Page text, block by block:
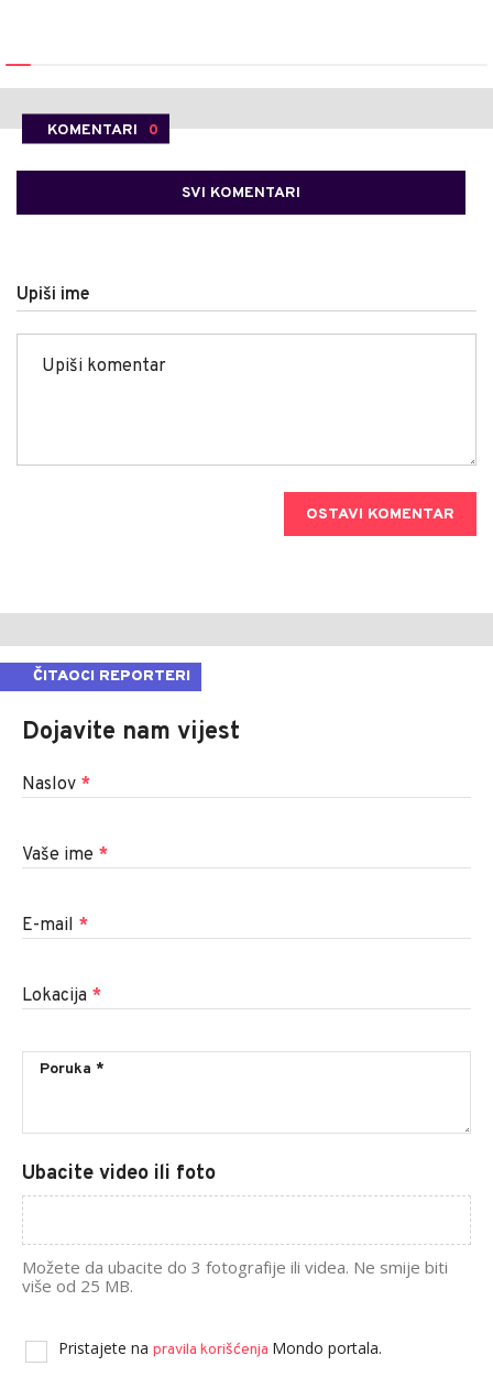
KOMENTARI 0
SVI KOMENTARI
Upiši ime
OSTAVI KOMENTAR
ČITAOCI REPORTERI
Dojavite nam vijest
Naslov *
Vaše ime *
E-mail *
Lokacija *
Ubacite video ili foto
Možete da ubacite do 3 fotografije ili videa. Ne smije biti
više od 25 MB.
Pristajete na pravila korišćenja Mondo portala.